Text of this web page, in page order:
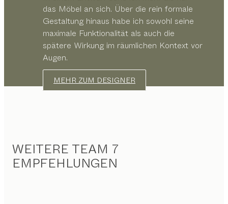
das Möbel an sich. Über die rein formale
Gestaltung hinaus habe ich sowohl seine
maximale Funktionalität als auch die
spätere Wirkung im räumlichen Kontext vor
Augen.
MEHR ZUM DESIGNER
WEITERE TEAM 7
EMPFEHLUNGEN